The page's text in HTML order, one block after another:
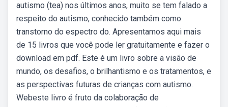
autismo (tea) nos últimos anos, muito se tem falado a
respeito do autismo, conhecido também como
transtorno do espectro do. Apresentamos aqui mais
de 15 livros que você pode ler gratuitamente e fazer o
download em pdf. Este é um livro sobre a visão de
mundo, os desafios, o brilhantismo e os tratamentos, e
as perspectivas futuras de crianças com autismo.
Webeste livro é fruto da colaboração de